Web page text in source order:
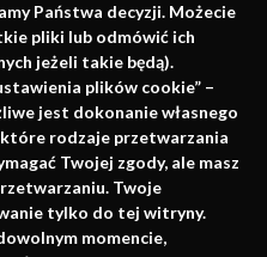
Państwa decyzji. Możecie
pliki lub odmówić ich
jeżeli takie będą).
plików cookie” –
jest dokonanie własnego
rodzaje przetwarzania
Twojej zgody, ale masz
Twoje
tylko do tej witryny.
momencie,
nas
2
Wisła